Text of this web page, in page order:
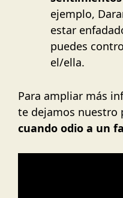
ejemplo,
estar
puedes
el/ella.
Para ampliar más
te dejamos nuestro
cuando odio a un